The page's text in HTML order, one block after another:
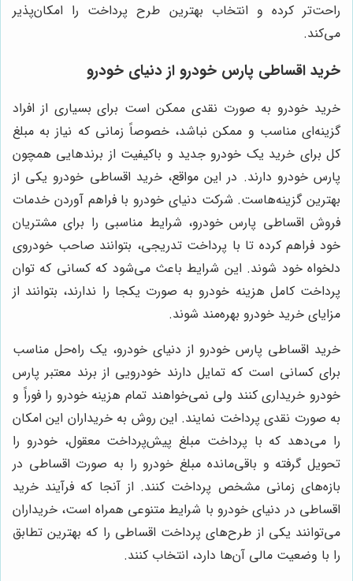
راحت‌تر کرده و انتخاب بهترین طرح پرداخت را امکان‌پذیر
می‌کند.
خرید اقساطی پارس خودرو از دنیای خودرو
خرید خودرو به صورت نقدی ممکن است برای بسیاری از افراد
گزینه‌ای مناسب و ممکن نباشد، خصوصاً زمانی که نیاز به مبلغ
کل برای خرید یک خودرو جدید و باکیفیت از برندهایی همچون
پارس خودرو دارند. در این مواقع، خرید اقساطی خودرو یکی از
بهترین گزینه‌هاست. شرکت دنیای خودرو با فراهم آوردن خدمات
فروش اقساطی پارس خودرو، شرایط مناسبی را برای مشتریان
خود فراهم کرده تا با پرداخت تدریجی، بتوانند صاحب خودروی
دلخواه خود شوند. این شرایط باعث می‌شود که کسانی که توان
پرداخت کامل هزینه خودرو به صورت یکجا را ندارند، بتوانند از
مزایای خرید خودرو بهره‌مند شوند.
خرید اقساطی پارس خودرو از دنیای خودرو، یک راه‌حل مناسب
برای کسانی است که تمایل دارند خودرویی از برند معتبر پارس
خودرو خریداری کنند ولی نمی‌خواهند تمام هزینه خودرو را فوراً و
به صورت نقدی پرداخت نمایند. این روش به خریداران این امکان
را می‌دهد که با پرداخت مبلغ پیش‌پرداخت معقول، خودرو را
تحویل گرفته و باقی‌مانده مبلغ خودرو را به صورت اقساطی در
بازه‌های زمانی مشخص پرداخت کنند. از آنجا که فرآیند خرید
اقساطی در دنیای خودرو با شرایط متنوعی همراه است، خریداران
می‌توانند یکی از طرح‌های پرداخت اقساطی را که بهترین تطابق
را با وضعیت مالی آن‌ها دارد، انتخاب کنند.